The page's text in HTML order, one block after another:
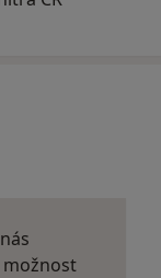
možnost